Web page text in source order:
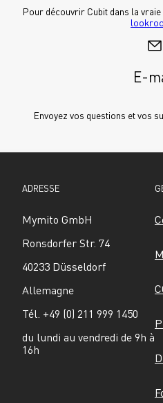
Pour découvrir Cubit dans la vraie
E-
Envoyez vos questions et vos
ADRESSE
Mymito GmbH
Ronsdorfer Str. 74
40233 Düsseldorf
Allemagne
Tél. +49 (0) 211 999 1450
du lundi au vendredi de 9h à
16h